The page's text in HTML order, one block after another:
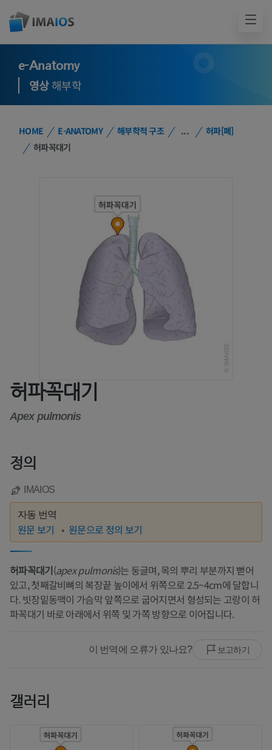
e-Anatomy
영상해부학
HOME E-ANATOMY 해부학적 구조 ...
허파[폐]
허파꼭대기
허파꼭대기
Apex pulmonis
정의
IMAIOS
자동 번역
원문 보기 원문으로 정의 보기
허파꼭대기(apex pulmonis)는 둥글며, 목의 뿌리 부분까지 뻗어
있고, 첫째갈비뼈의 복장끝 높이에서 위쪽으로 2.5~4cm에 달합니
다. 빗장밑동맥이 가슴막 앞쪽으로 굽어지면서 형성되는 고랑이 허
파꼭대기 바로 아래에서 위쪽 및 가쪽 방향으로 이어집니다.
이 번역에 오류가 있나요? 보고하기
갤러리